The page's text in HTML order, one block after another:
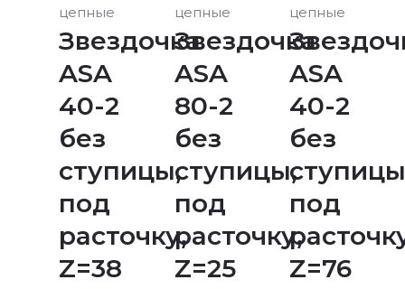
цепные
Звездочка
ASA
40-2
без
ступицы,
под
расточку,
Z=38
цепные
Звездочка
ASA
80-2
без
ступицы,
под
расточку,
Z=25
цепные
ASA
40-2
без
под
Z=76